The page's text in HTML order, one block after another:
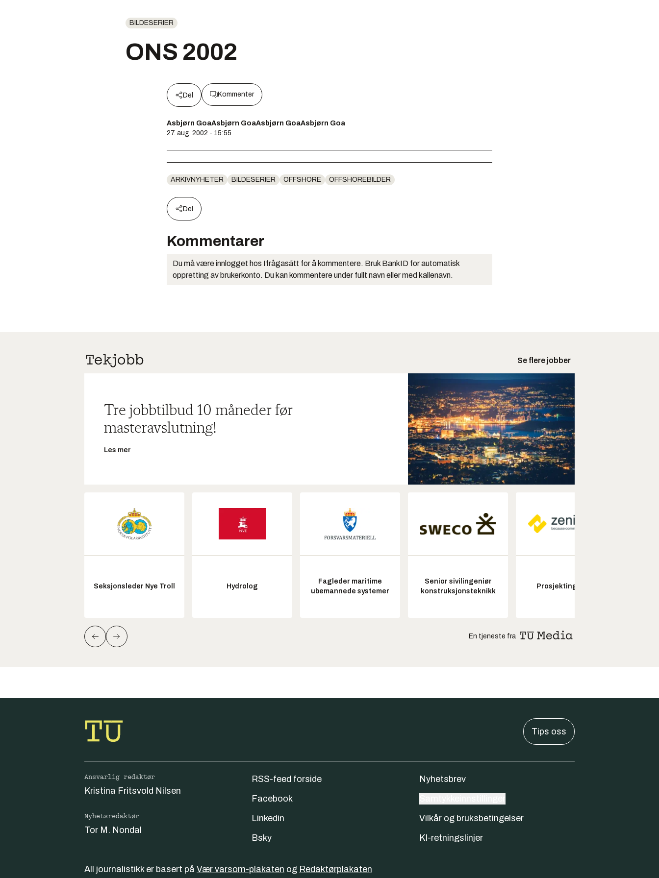
BILDESERIER
ONS 2002
Del Kommenter
Asbjørn GoaAsbjørn GoaAsbjørn GoaAsbjørn Goa
27. aug. 2002 - 15:55
ARKIVNYHETER BILDESERIER OFFSHORE OFFSHOREBILDER
Del
Kommentarer
Du må være innlogget hos Ifrågasätt for å kommentere. Bruk BankID for automatisk
oppretting av brukerkonto. Du kan kommentere under fullt navn eller med kallenavn.
Se flere jobber
Tre jobbtilbud 10 måneder før
masteravslutning!
Les mer
Seksjonsleder Nye Troll Hydrolog
Fagleder maritime
ubemannede systemer
Senior sivilingeniør
konstruksjonsteknikk
Prosjektingeniør
En tjeneste fra
Tips oss
Ansvarlig redaktør
Kristina Fritsvold Nilsen
Nyhetsredaktør
Tor M. Nondal
RSS-feed forside
Facebook
Linkedin
Bsky
Nyhetsbrev
Vilkår og bruksbetingelser
KI-retningslinjer
All journalistikk er basert på Vær varsom-plakaten og Redaktørplakaten